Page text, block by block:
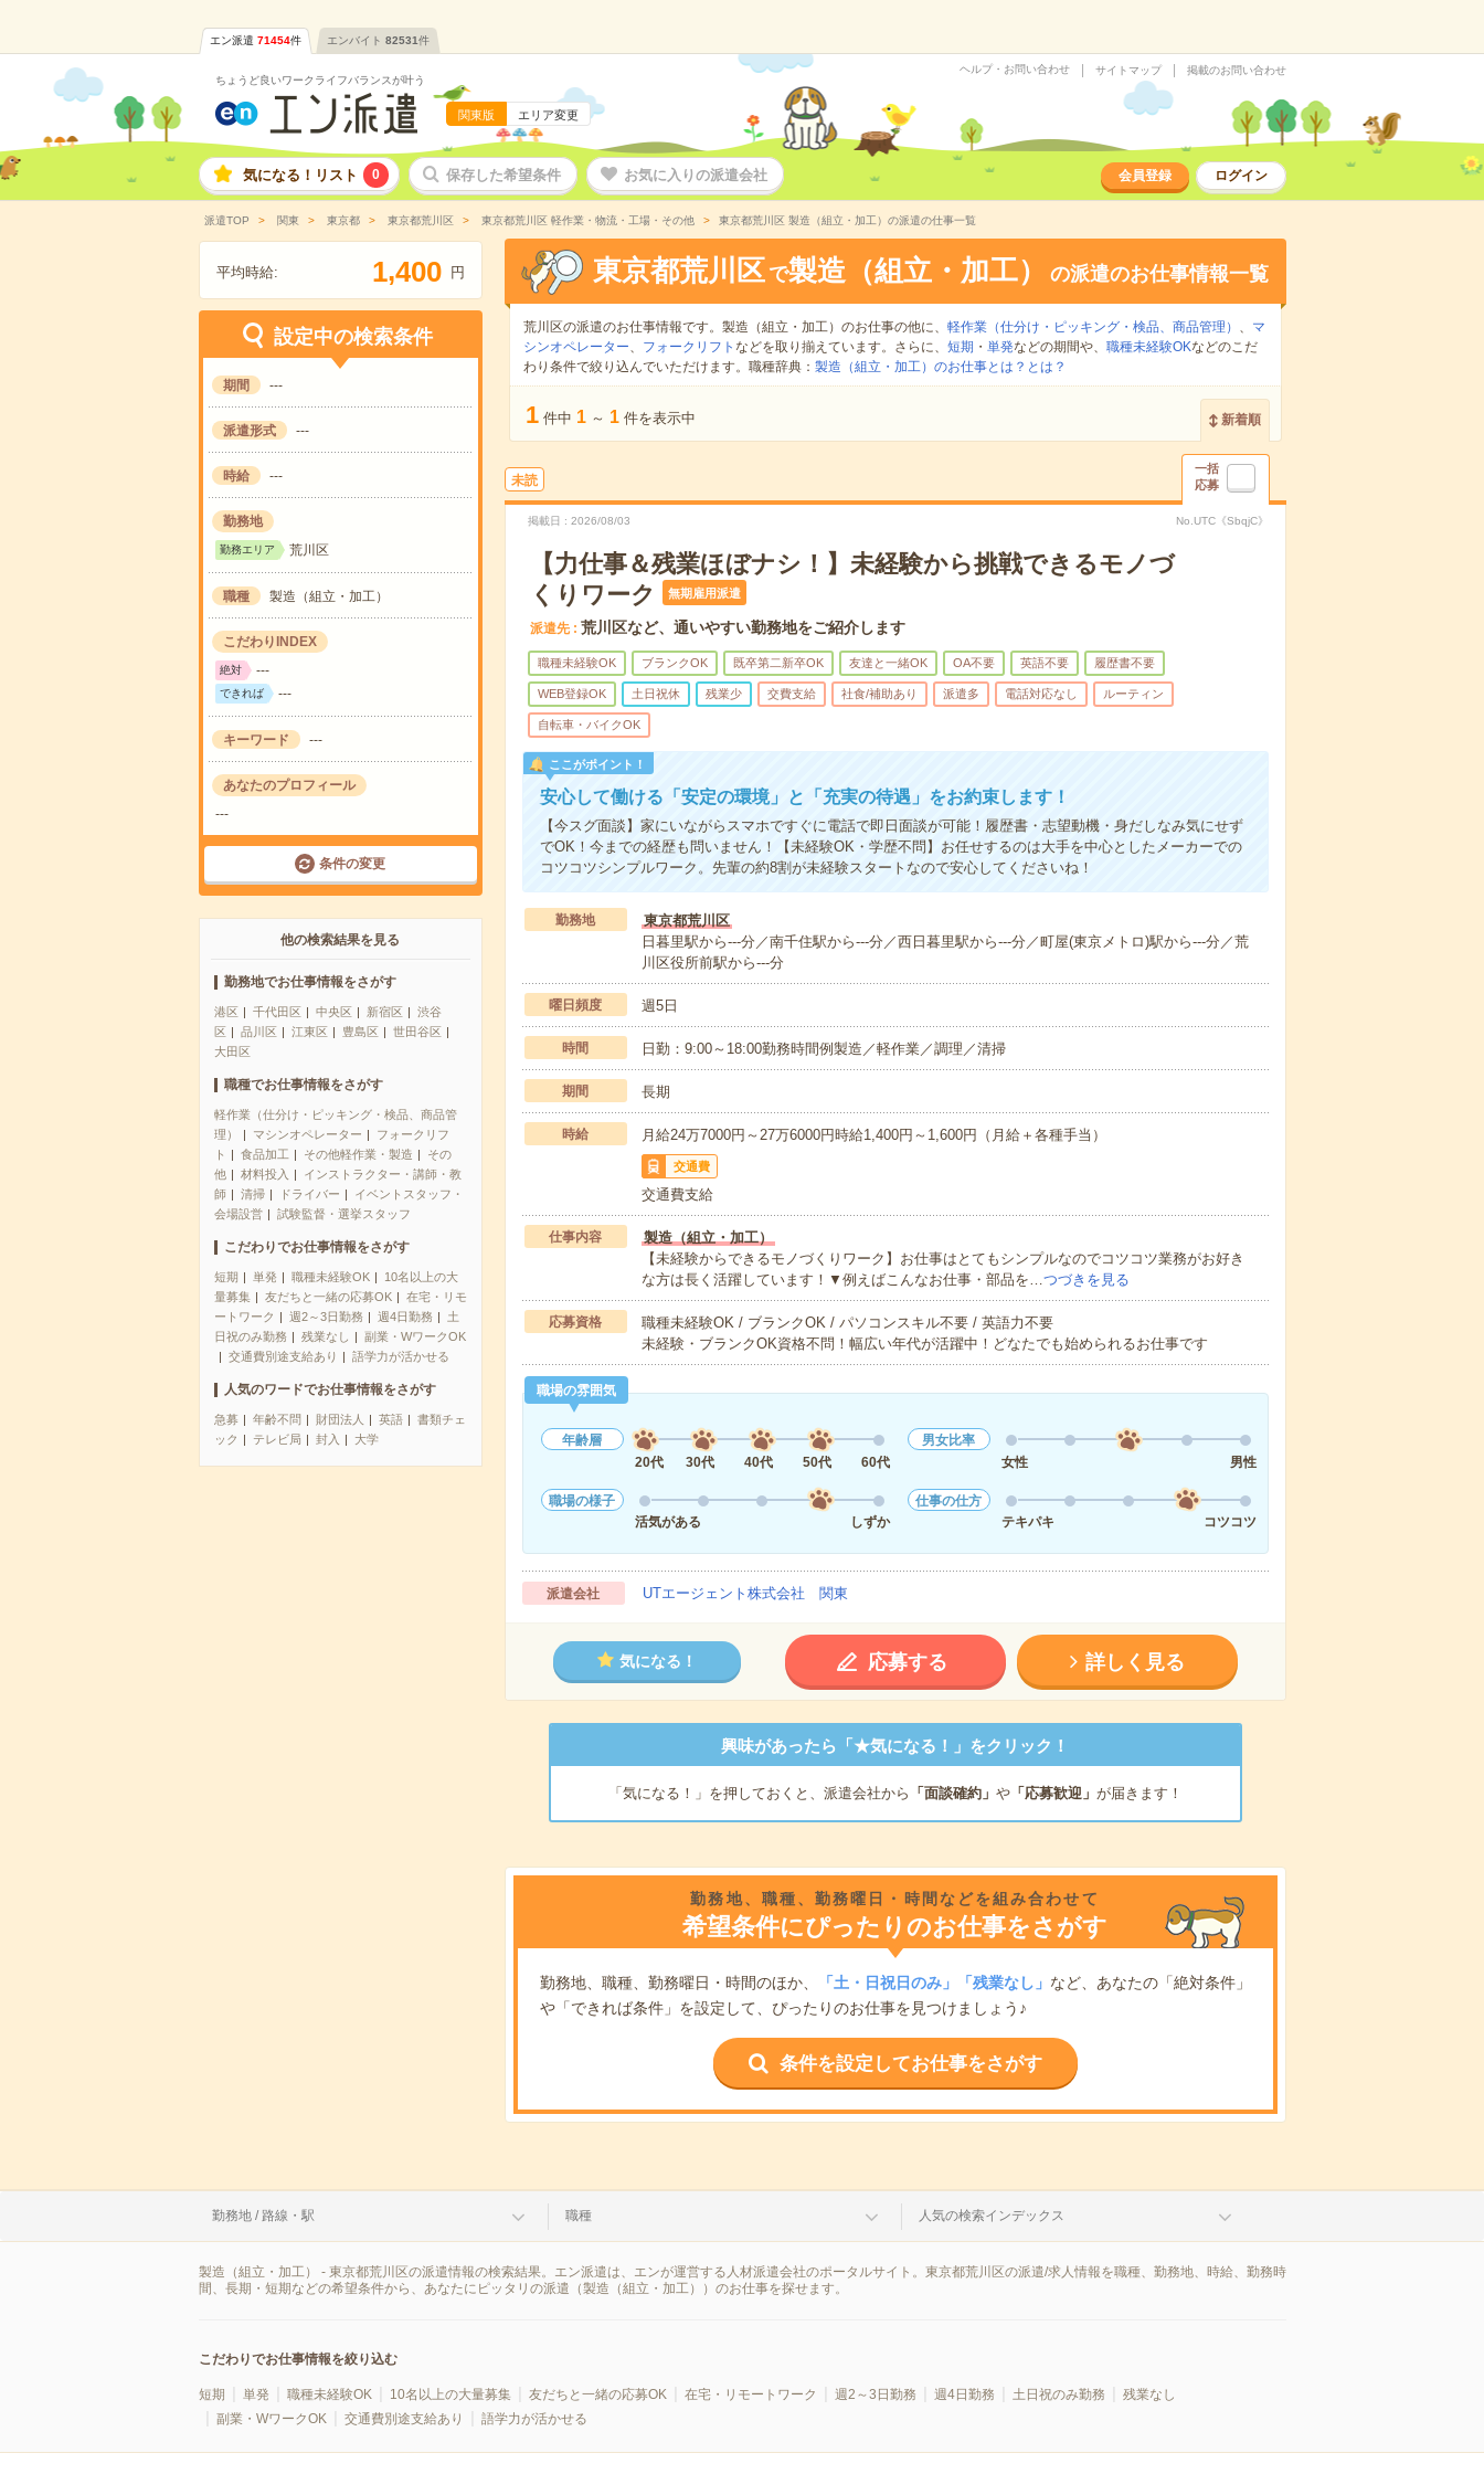
エン派遣 71454件 エンバイト 82531件
ちょうど良いワークライフバランスが叶う
関東版 エリア変更
ヘルプ・お問い合わせ サイトマップ 掲載のお問い合わせ
気になる！リスト 0 保存した希望条件 お気に入りの派遣会社 会員登録 ログイン
派遣TOP 関東 東京都 東京都荒川区 東京都荒川区 軽作業・物流・工場・その他 東京都荒川区 製造（組立・加工）の派遣の仕事一覧
平均時給: 1,400 円
設定中の検索条件
期間 ---
派遣形式 ---
時給 ---
勤務地
勤務エリア 荒川区
職種 製造（組立・加工）
こだわりINDEX
絶対 ---
できれば ---
キーワード ---
あなたのプロフィール
---
条件の変更
他の検索結果を見る
勤務地でお仕事情報をさがす
港区 千代田区 中央区 新宿区
渋谷
区
品川区 江東区 豊島区
世田谷区
大田区
職種でお仕事情報をさがす
軽作業（仕分け・ピッキング・検品、商品管
理）
マシンオペレーター
フォークリフ
ト
食品加工 その他軽作業・製造
その
他
材料投入
インストラクター・講師・教
師
清掃 ドライバー
イベントスタッフ・
会場設営
試験監督・選挙スタッフ
こだわりでお仕事情報をさがす
短期 単発 職種未経験OK
10名以上の大
量募集
友だちと一緒の応募OK
在宅・リモ
ートワーク
週2～3日勤務 週4日勤務
土
日祝のみ勤務
残業なし
副業・WワークOK
交通費別途支給あり
語学力が活かせる
人気のワードでお仕事情報をさがす
急募 年齢不問 財団法人 英語
書類チェ
ック
テレビ局 封入 大学
東京都荒川区 で製造（組立・加工） の派遣のお仕事情報一覧
荒川区の派遣のお仕事情報です。製造（組立・加工）のお仕事の他に、 軽作業（仕分け・ピッキング・検品、商品管理） 、
マ
シンオペレーター、 フォークリフト などを取り揃えています。さらに、 短期 ・ 単発などの期間や、 職種未経験OKなどのこだ
わり条件で絞り込んでいただけます。職種辞典： 製造（組立・加工）のお仕事とは？とは？
1 件中 1 ～ 1 件を表示中 新着順
未読
一括
応募
掲載日 2026/08/03 No.UTC《SbqjC》
【力仕事＆残業ほぼナシ！】未経験から挑戦できるモノづ
くりワーク
無期雇用派遣
派遣先 荒川区など、通いやすい勤務地をご紹介します
職種未経験OK ブランクOK 既卒第二新卒OK 友達と一緒OK OA不要 英語不要 履歴書不要
WEB登録OK 土日祝休 残業少 交費支給 社食/補助あり 派遣多 電話対応なし ルーティン
自転車・バイクOK
ここがポイント！
安心して働ける「安定の環境」と「充実の待遇」をお約束します！
【今スグ面談】家にいながらスマホですぐに電話で即日面談が可能！履歴書・志望動機・身だしなみ気にせず
でOK！今までの経歴も問いません！【未経験OK・学歴不問】お任せするのは大手を中心としたメーカーでの
コツコツシンプルワーク。先輩の約8割が未経験スタートなので安心してくださいね！
勤務地
東京都荒川区
日暮里駅から---分／南千住駅から---分／西日暮里駅から---分／町屋(東京メトロ)駅から---分／荒
川区役所前駅から---分
曜日頻度 週5日
時間 日勤：9:00～18:00勤務時間例製造／軽作業／調理／清掃
期間 長期
時給 月給24万7000円～27万6000円時給1,400円～1,600円（月給＋各種手当）
交通費
交通費支給
仕事内容
製造（組立・加工）
【未経験からできるモノづくりワーク】お仕事はとてもシンプルなのでコツコツ業務がお好き
な方は長く活躍しています！▼例えばこんなお仕事・部品を…つづきを見る
応募資格
職種未経験OK / ブランクOK / パソコンスキル不要 / 英語力不要
未経験・ブランクOK資格不問！幅広い年代が活躍中！どなたでも始められるお仕事です
職場の雰囲気
年齢層
20代
30代 40代 50代 60代
男女比率
女性
男性
職場の様子
活気がある
しずか
仕事の仕方
テキパキ
コツコツ
派遣会社 UTエージェント株式会社 関東
気になる！ 応募する 詳しく見る
興味があったら「★気になる！」をクリック！
「気になる！」を押しておくと、派遣会社から 「面談確約」 や「応募歓迎」 が届きます！
勤務地、職種、勤務曜日・時間などを組み合わせて
希望条件にぴったりのお仕事をさがす
勤務地、職種、勤務曜日・時間のほか、 「土・日祝日のみ」「残業なし」 など、あなたの「絶対条件」
や「できれば条件」を設定して、ぴったりのお仕事を見つけましょう♪
条件を設定してお仕事をさがす
勤務地 / 路線・駅 職種 人気の検索インデックス
製造（組立・加工） - 東京都荒川区の派遣情報の検索結果。エン派遣は、エンが運営する人材派遣会社のポータルサイト。東京都荒川区の派遣/求人情報を職種、勤務地、時給、勤務時
間、長期・短期などの希望条件から、あなたにピッタリの派遣（製造（組立・加工））のお仕事を探せます。
こだわりでお仕事情報を絞り込む
短期 単発 職種未経験OK 10名以上の大量募集 友だちと一緒の応募OK 在宅・リモートワーク 週2～3日勤務 週4日勤務 土日祝のみ勤務
残業なし
副業・WワークOK
交通費別途支給あり 語学力が活かせる